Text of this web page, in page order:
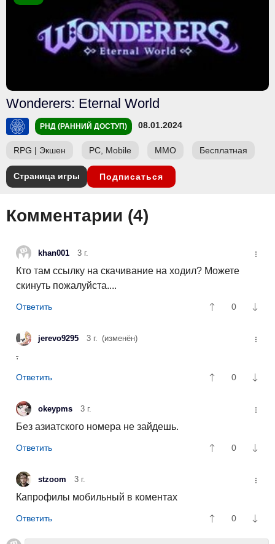
Wonderers: Eternal World
РНД (РАННИЙ ДОСТУП) 08.01.2024
RPG | Экшен PC, Mobile ММО Бесплатная
Страница игры Подписаться
Комментарии (4)
khan001 3 г.
Кто там ссылку на скачивание на ходил? Можете
скинуть пожалуйста....
0
jerevo9295 3 г. (изменён)
.
0
okeypms 3 г.
Без азиатского номера не зайдешь.
0
stzoom 3 г.
Капрофилы мобильный в коментах
0